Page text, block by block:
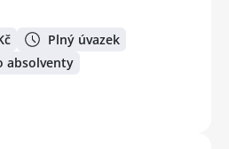
Plný úvazek
absolventy